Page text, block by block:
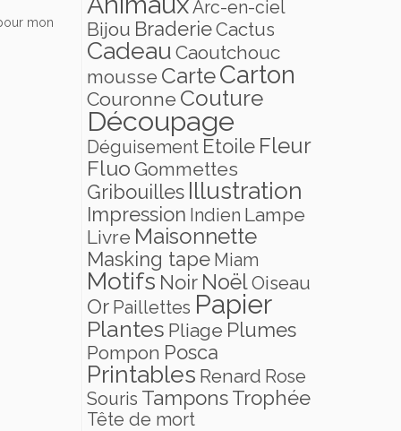
mon
Arc-en-ciel
Bijou BraderieCactus
Cadeau Caoutchouc
mousse CarteCarton
Couronne Couture
Découpage
Déguisement Etoile Fleur
Fluo Gommettes
Gribouilles Illustration
Impression Indien Lampe
Livre Maisonnette
Masking tape Miam
Motifs Noir NoëlOiseau
Or Paillettes Papier
Plantes Pliage Plumes
Pompon Posca
Printables Renard Rose
Souris TamponsTrophée
Tête de mort